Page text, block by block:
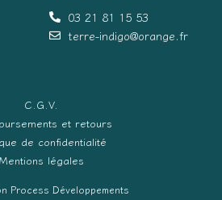
03 21 81 15 53
terre-indigo@orange.fr
C.G.V.
et retours
de confidentialité
Mentions légales
Process Développements